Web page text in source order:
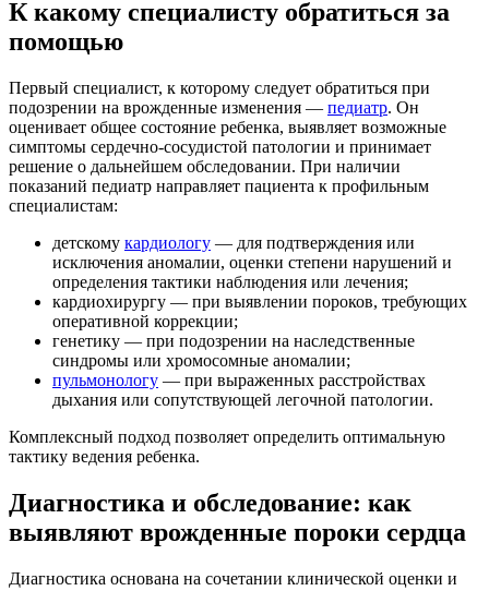
К какому специалисту обратиться за
помощью
Первый специалист, к которому следует обратиться при
подозрении на врожденные изменения — педиатр. Он
оценивает общее состояние ребенка, выявляет возможные
симптомы сердечно-сосудистой патологии и принимает
решение о дальнейшем обследовании. При наличии
показаний педиатр направляет пациента к профильным
специалистам:
детскому кардиологу — для подтверждения или
исключения аномалии, оценки степени нарушений и
определения тактики наблюдения или лечения;
кардиохирургу — при выявлении пороков, требующих
оперативной коррекции;
генетику — при подозрении на наследственные
синдромы или хромосомные аномалии;
пульмонологу — при выраженных расстройствах
дыхания или сопутствующей легочной патологии.
Комплексный подход позволяет определить оптимальную
тактику ведения ребенка.
Диагностика и обследование: как
выявляют врожденные пороки сердца
Диагностика основана на сочетании клинической оценки и